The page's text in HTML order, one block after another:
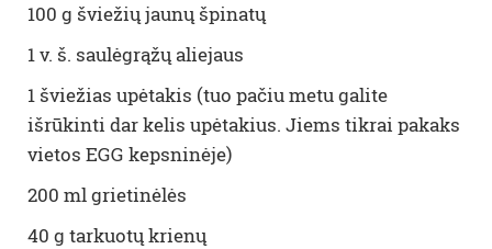
100 g šviežių jaunų špinatų
1v. š. saulėgrąžų aliejaus
1 šviežias upėtakis (tuo pačiu metu galite
išrūkinti dar kelis upėtakius. Jiems tikrai pakaks
vietos EGG kepsninėje)
200 mlgrietinėlės
40 g tarkuotų krienų